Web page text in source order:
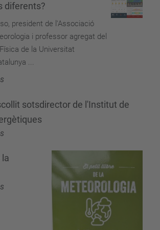
diferents?
president de l'Associació
i professor agregat del
de la Universitat
...
sotsdirector de l'Institut de